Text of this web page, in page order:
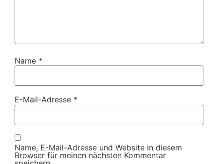
Name *
E-Mail-Adresse *
Name, E-Mail-Adresse und Website in diesem
Browser für meinen nächsten Kommentar